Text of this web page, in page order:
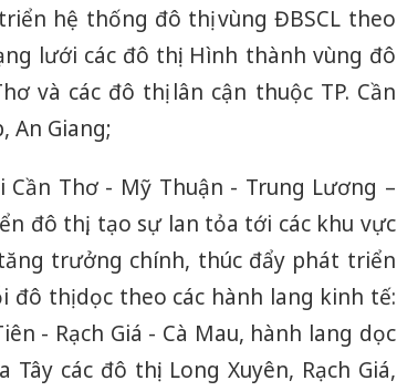
hệ thống đô thị vùng ĐBSCL theo
lưới các đô thị: Hình thành vùng đô
và các đô thị lân cận thuộc TP. Cần
An Giang;
Thơ - Mỹ Thuận - Trung Lương –
đô thị, tạo sự lan tỏa tới các khu vực
trưởng chính, thúc đẩy phát triển
đô thị dọc theo các hành lang kinh tế:
- Rạch Giá - Cà Mau, hành lang dọc
các đô thị: Long Xuyên, Rạch Giá,